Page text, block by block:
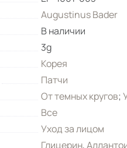
Augustinus Bader
В наличии
3g
Корея
Патчи
От темных кругов;
Все
Уход за лицом
Глицерин,